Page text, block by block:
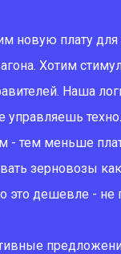
новую плату для
Хотим
Наша
управляешь
- тем меньше
зерновозы
это дешевле - не